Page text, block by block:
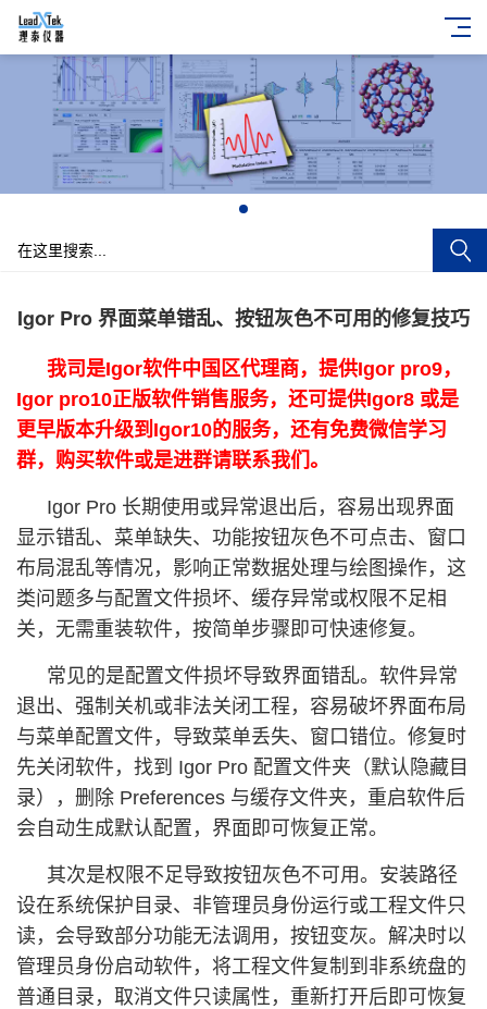
Igor Pro 界面菜单错乱、按钮灰色不可用的修复技巧
我司是Igor软件中国区代理商，提供Igor pro9，
Igor pro10正版软件销售服务，还可提供Igor8 或是
更早版本升级到Igor10的服务，还有免费微信学习
群，购买软件或是进群请联系我们。
Igor Pro 长期使用或异常退出后，容易出现界面
显示错乱、菜单缺失、功能按钮灰色不可点击、窗口
布局混乱等情况，影响正常数据处理与绘图操作，这
类问题多与配置文件损坏、缓存异常或权限不足相
关，无需重装软件，按简单步骤即可快速修复。
常见的是配置文件损坏导致界面错乱。软件异常
退出、强制关机或非法关闭工程，容易破坏界面布局
与菜单配置文件，导致菜单丢失、窗口错位。修复时
先关闭软件，找到 Igor Pro 配置文件夹（默认隐藏目
录），删除 Preferences 与缓存文件夹，重启软件后
会自动生成默认配置，界面即可恢复正常。
其次是权限不足导致按钮灰色不可用。安装路径
设在系统保护目录、非管理员身份运行或工程文件只
读，会导致部分功能无法调用，按钮变灰。解决时以
管理员身份启动软件，将工程文件复制到非系统盘的
普通目录，取消文件只读属性，重新打开后即可恢复